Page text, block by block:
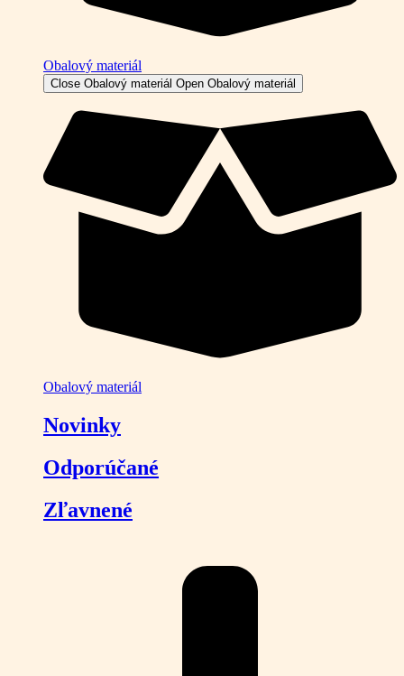
Obalový materiál
Close Obalový materiál Open Obalový materiál
Obalový materiál
Novinky
Odporúčané
Zľavnené